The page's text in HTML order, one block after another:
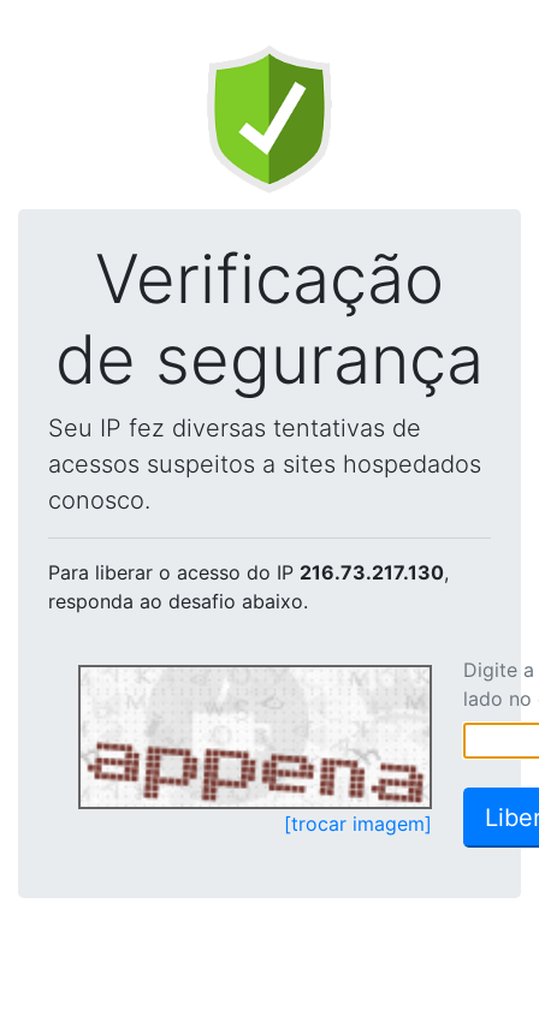
Verificação
de segurança
Seu IP fez diversas tentativas de
acessos suspeitos a sites hospedados
conosco.
Para liberar o acesso do IP 216.73.217.130,
responda ao desafio abaixo.
[trocar imagem]
Digite
lado no